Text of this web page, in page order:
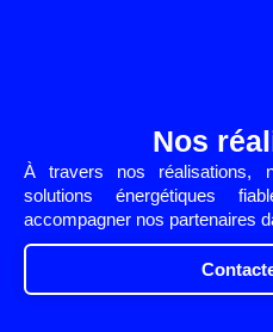
Nos
À travers nos réalisations,
solutions énergétiques
accompagner nos partenaires